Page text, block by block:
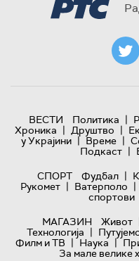
ВЕСТИ Политика |
Хроника | Друштво |
у Украјини | Време |
Подкаст |
СПОРТ
Фудбал |
Рукомет | Ватерполо |
спортови
МАГАЗИН
Живот
Технологијa |
Филм и ТВ | Наука |
За мале велике